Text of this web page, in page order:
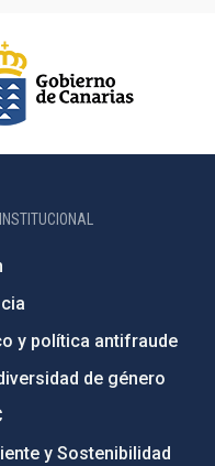
y política antifraude
de género
y Sostenibilidad